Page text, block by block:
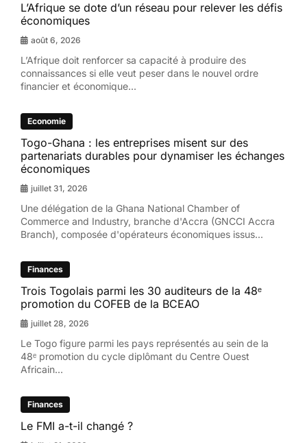
L’Afrique se dote d’un réseau pour relever les défis
économiques
août 6, 2026
L’Afrique doit renforcer sa capacité à produire des
connaissances si elle veut peser dans le nouvel ordre
financier et économique...
Economie
Togo-Ghana : les entreprises misent sur des
partenariats durables pour dynamiser les échanges
économiques
juillet 31, 2026
Une délégation de la Ghana National Chamber of
Commerce and Industry, branche d'Accra (GNCCI Accra
Branch), composée d'opérateurs économiques issus...
Finances
Trois Togolais parmi les 30 auditeurs de la 48ᵉ
promotion du COFEB de la BCEAO
juillet 28, 2026
Le Togo figure parmi les pays représentés au sein de la
48ᵉ promotion du cycle diplômant du Centre Ouest
Africain...
Finances
Le FMI a-t-il changé ?